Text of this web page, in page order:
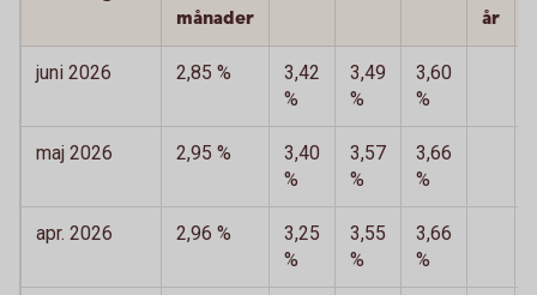
månader
år
juni 2026 2,85 %
3,42
%
3,49
%
3,60
%
maj 2026 2,95 %
3,40
%
3,57
%
3,66
%
apr. 2026 2,96 %
3,25
%
3,55
%
3,66
%